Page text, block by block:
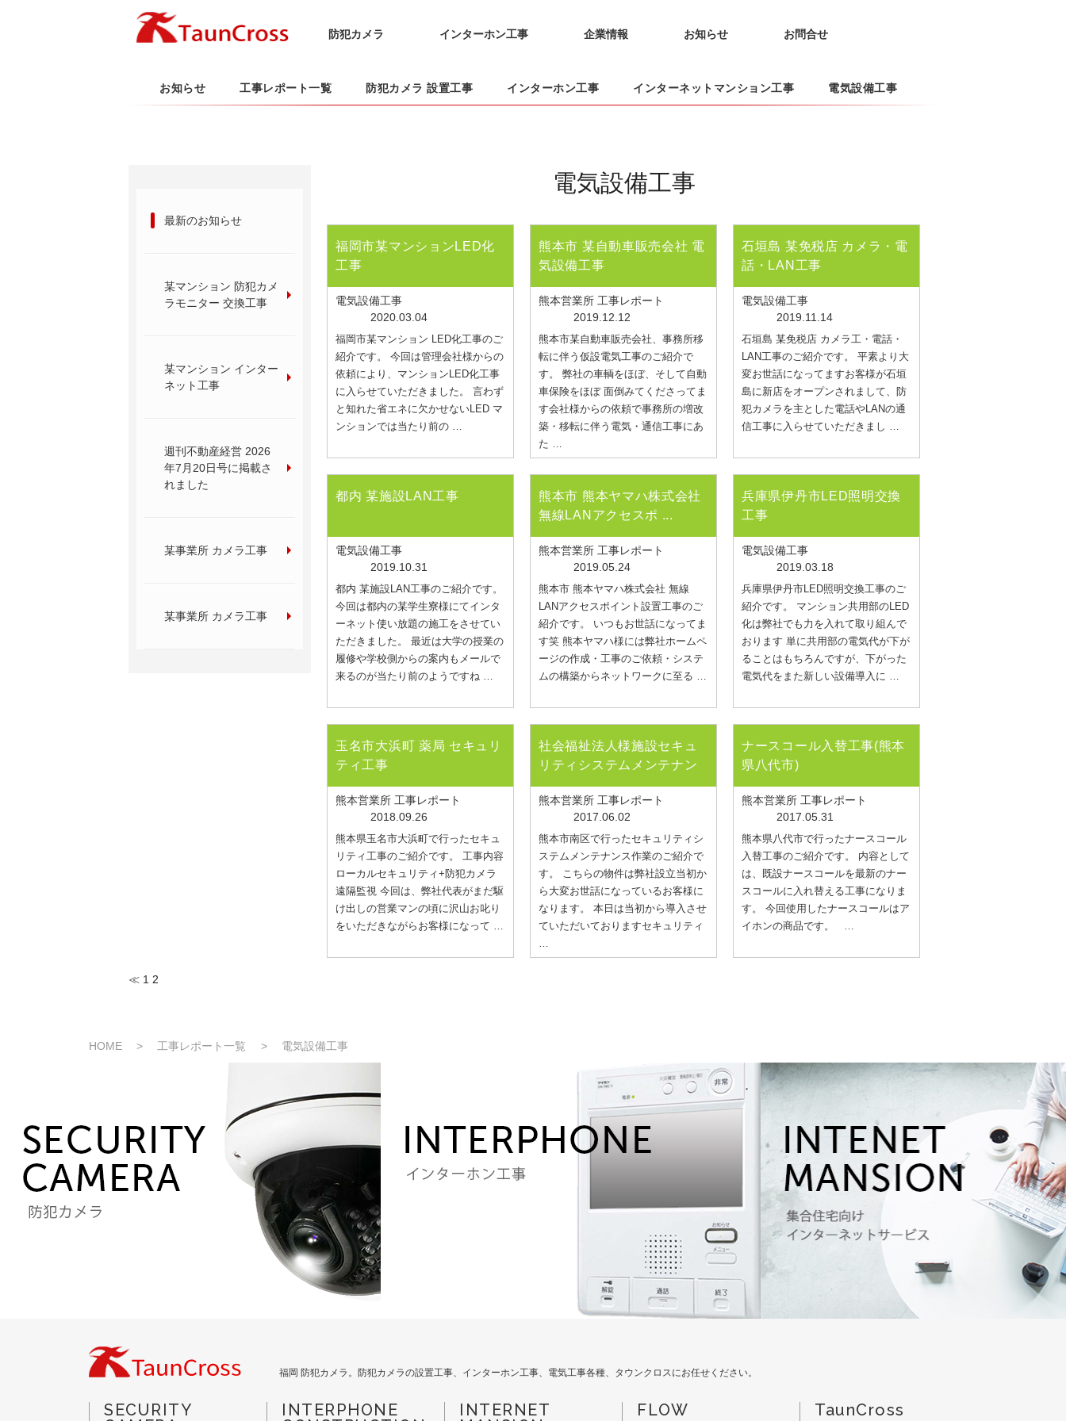
防犯カメラ インターホン工事 企業情報 お知らせ お問合せ
お知らせ 工事レポート一覧 防犯カメラ 設置工事 インターホン工事 インターネットマンション工事 電気設備工事
最新のお知らせ
某マンション 防犯カメ
ラモニター 交換工事
某マンション インター
ネット工事
週刊不動産経営 2026
年7月20日号に掲載さ
れました
某事業所 カメラ工事
某事業所 カメラ工事
電気設備工事
福岡市某マンションLED化
工事
電気設備工事
2020.03.04
福岡市某マンション LED化工事のご
紹介です。 今回は管理会社様からの
依頼により、マンションLED化工事
に入らせていただきました。 言わず
と知れた省エネに欠かせないLED マ
ンションでは当たり前の …
熊本市 某自動車販売会社 電
気設備工事
熊本営業所 工事レポート
2019.12.12
熊本市某自動車販売会社、事務所移
転に伴う仮設電気工事のご紹介で
す。 弊社の車輌をほぼ、そして自動
車保険をほぼ 面倒みてくださってま
す会社様からの依頼で事務所の増改
築・移転に伴う電気・通信工事にあ
た …
石垣島 某免税店 カメラ・電
話・LAN工事
電気設備工事
2019.11.14
石垣島 某免税店 カメラ工・電話・
LAN工事のご紹介です。 平素より大
変お世話になってますお客様が石垣
島に新店をオープンされまして、防
犯カメラを主とした電話やLANの通
信工事に入らせていただきまし …
都内 某施設LAN工事
電気設備工事
2019.10.31
都内 某施設LAN工事のご紹介です。
今回は都内の某学生寮様にてインタ
ーネット使い放題の施工をさせてい
ただきました。 最近は大学の授業の
履修や学校側からの案内もメールで
来るのが当たり前のようですね …
熊本市 熊本ヤマハ株式会社
無線LANアクセスポ ...
熊本営業所 工事レポート
2019.05.24
熊本市 熊本ヤマハ株式会社 無線
LANアクセスポイント設置工事のご
紹介です。 いつもお世話になってま
す笑 熊本ヤマハ様には弊社ホームペ
ージの作成・工事のご依頼・システ
ムの構築からネットワークに至る …
兵庫県伊丹市LED照明交換
工事
電気設備工事
2019.03.18
兵庫県伊丹市LED照明交換工事のご
紹介です。 マンション共用部のLED
化は弊社でも力を入れて取り組んで
おります 単に共用部の電気代が下が
ることはもちろんですが、下がった
電気代をまた新しい設備導入に …
玉名市大浜町 薬局 セキュリ
ティ工事
熊本営業所 工事レポート
2018.09.26
熊本県玉名市大浜町で行ったセキュ
リティ工事のご紹介です。 工事内容
ローカルセキュリティ+防犯カメラ
遠隔監視 今回は、弊社代表がまだ駆
け出しの営業マンの頃に沢山お叱り
をいただきながらお客様になって …
社会福祉法人様施設セキュ
リティシステムメンテナン
...
熊本営業所 工事レポート
2017.06.02
熊本市南区で行ったセキュリティシ
ステムメンテナンス作業のご紹介で
す。 こちらの物件は弊社設立当初か
ら大変お世話になっているお客様に
なります。 本日は当初から導入させ
ていただいておりますセキュリティ
ナースコール入替工事(熊本
県八代市)
熊本営業所 工事レポート
2017.05.31
熊本県八代市で行ったナースコール
入替工事のご紹介です。 内容として
は、既設ナースコールを最新のナー
スコールに入れ替える工事になりま
す。 今回使用したナースコールはア
イホンの商品です。 …
≪ 1 2
HOME > 工事レポート一覧 > 電気設備工事
福岡 防犯カメラ。防犯カメラの設置工事、インターホン工事、電気工事各種、タウンクロスにお任せください。
SECURITY
INTERPHONE
INTERNET
FLOW TaunCross